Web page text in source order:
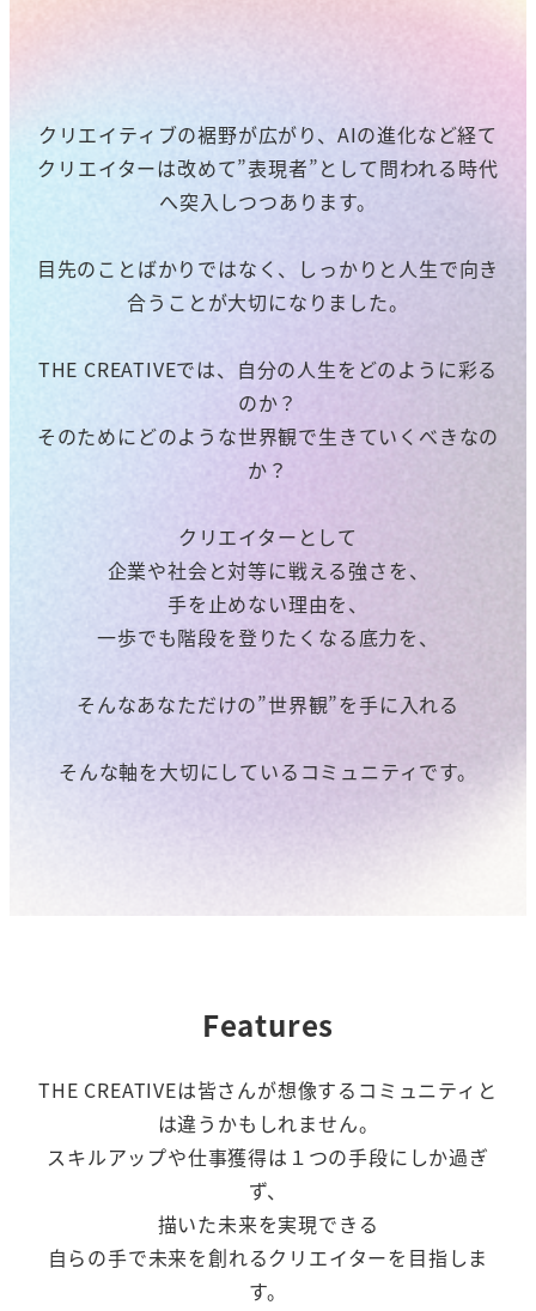
クリエイティブの裾野が広がり、AIの進化など経て
クリエイターは改めて”表現者”として問われる時代
へ突入しつつあります。
目先のことばかりではなく、しっかりと人生で向き
合うことが大切になりました。
THE CREATIVEでは、自分の人生をどのように彩る
のか？
そのためにどのような世界観で生きていくべきなの
か？
クリエイターとして
企業や社会と対等に戦える強さを、
手を止めない理由を、
一歩でも階段を登りたくなる底力を、
そんなあなただけの”世界観”を手に入れる
そんな軸を大切にしているコミュニティです。
Features
THE CREATIVEは皆さんが想像するコミュニティと
は違うかもしれません。
スキルアップや仕事獲得は１つの手段にしか過ぎ
ず、
描いた未来を実現できる
自らの手で未来を創れるクリエイターを目指しま
す。